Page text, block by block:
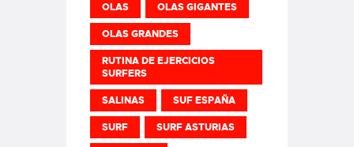
OLAS OLAS GIGANTES
OLAS GRANDES
RUTINA DE EJERCICIOS
SURFERS
SALINAS SUF ESPAÑA
SURF SURF ASTURIAS